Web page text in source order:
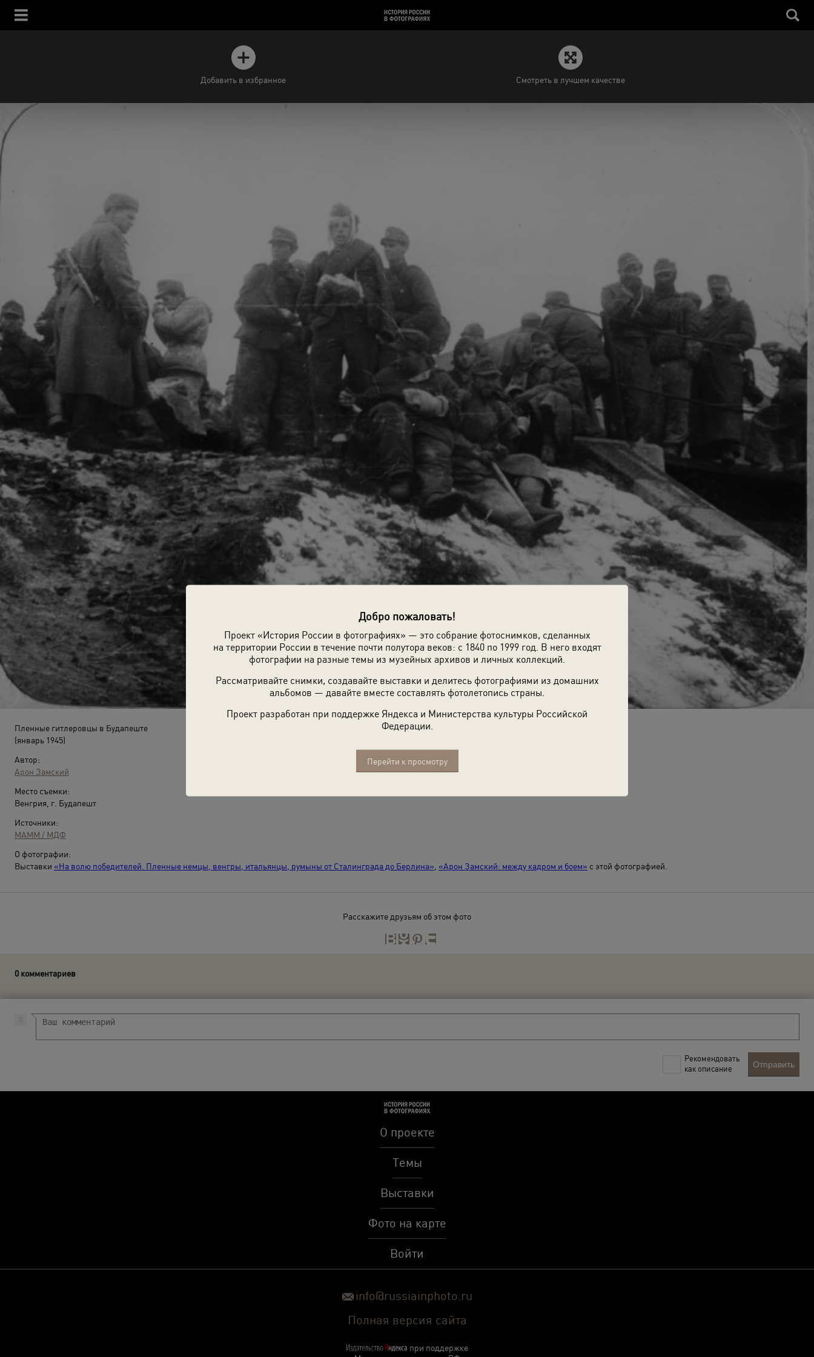
Добро пожаловать!
Проект «История России в фотографиях» — это собрание фотоснимков, сделанных
на территории России в течение почти полутора веков: с 1840 по 1999 год. В него входят
фотографии на разные темы из музейных архивов и личных коллекций.
Рассматривайте снимки, создавайте выставки и делитесь фотографиями из домашних
альбомов — давайте вместе составлять фотолетопись страны.
Проект разработан при поддержке Яндекса и Министерства культуры Российской
Федерации.
Перейти к просмотру
Добавить в избранное Смотреть в лучшем качестве
Пленные гитлеровцы в Будапеште
(январь 1945)
Автор:
Арон Замский
Место съемки:
Венгрия, г. Будапешт
Источники:
МАММ / МДФ
О фотографии:
Выставки «На волю победителей. Пленные немцы, венгры, итальянцы, румыны от Сталинграда до Берлина» «Арон Замский: между кадром и боем» с этой фотографией.
Расскажите друзьям об этом фото
0 комментариев
Рекомендовать
как описание
Отправить
О проекте
Темы
Выставки
Фото на карте
Войти
info@russiainphoto.ru
Полная версия сайта
при поддержке